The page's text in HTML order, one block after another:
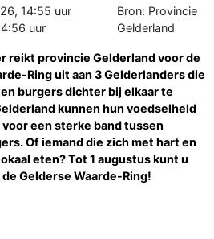
14:55 uur
uur
Bron: Provincie
Gelderland
reikt provincie Gelderland voor de
Ring uit aan 3 Gelderlanders die
burgers dichter bij elkaar te
kunnen hun voedselheld
een sterke band tussen
Of iemand die zich met hart en
eten? Tot 1 augustus kunt u
Gelderse Waarde-Ring!